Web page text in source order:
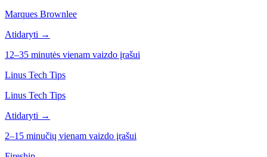
Marques Brownlee
Atidaryti →
12–35 minutės vienam vaizdo įrašui
Linus Tech Tips
Linus Tech Tips
Atidaryti →
2–15 minučių vienam vaizdo įrašui